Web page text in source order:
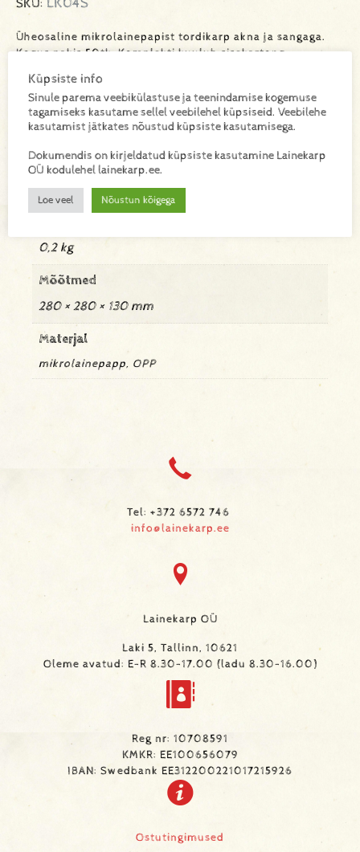
SKU:
Üheosaline mikrolainepapist tordikarp akna ja sangaga.
Kogus pakis 50tk. Komplekti kuulub sisekartong
Lisa toode päringukorvi
Lisainfo
0,2 kg
Mõõtmed
280 × 280 × 130 mm
Materjal
mikrolainepapp, OPP
Küpsiste info
Sinule parema veebikülastuse ja teenindamise kogemuse
tagamiseks kasutame sellel veebilehel küpsiseid. Veebilehe
kasutamist jätkates nõustud küpsiste kasutamisega.
Dokumendis on kirjeldatud küpsiste kasutamine Lainekarp
OÜ kodulehel lainekarp.ee.
Loe veel Nõustun kõigega
Tel: +372 6572 746
info@lainekarp.ee
Lainekarp OÜ
Laki 5, Tallinn, 10621
Oleme avatud: E-R 8.30-17.00 (ladu 8.30-16.00)
Reg nr: 10708591
KMKR: EE100656079
IBAN: Swedbank EE312200221017215926
Ostutingimused